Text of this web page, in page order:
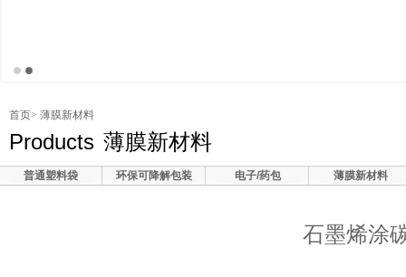
首页> 薄膜新材料
Products 薄膜新材料
普通塑料袋 环保可降解包装 电子/药包 薄膜新材料
石墨烯涂